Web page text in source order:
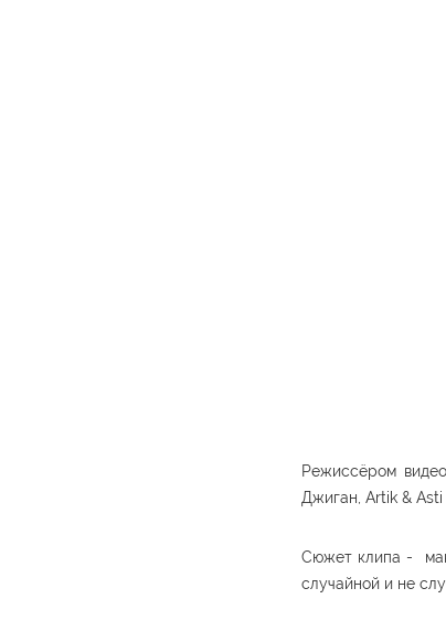
Режиссёром
Джиган, Artik & Asti
Сюжет клипа -
случайной и не